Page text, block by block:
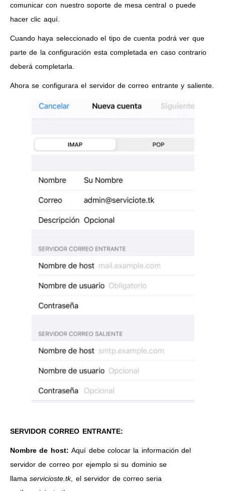
comunicar con nuestro soporte de mesa central o puede
hacer clic aquí.
Cuando haya seleccionado el tipo de cuenta podrá ver que
parte de la configuración esta completada en caso contrario
deberá completarla.
Ahora se configurara el servidor de correo entrante y saliente.
SERVIDOR CORREO ENTRANTE:
Nombre de host: Aquí debe colocar la información del
servidor de correo por ejemplo si su dominio se
llamaservicioste.tk, el servidor de correo seria